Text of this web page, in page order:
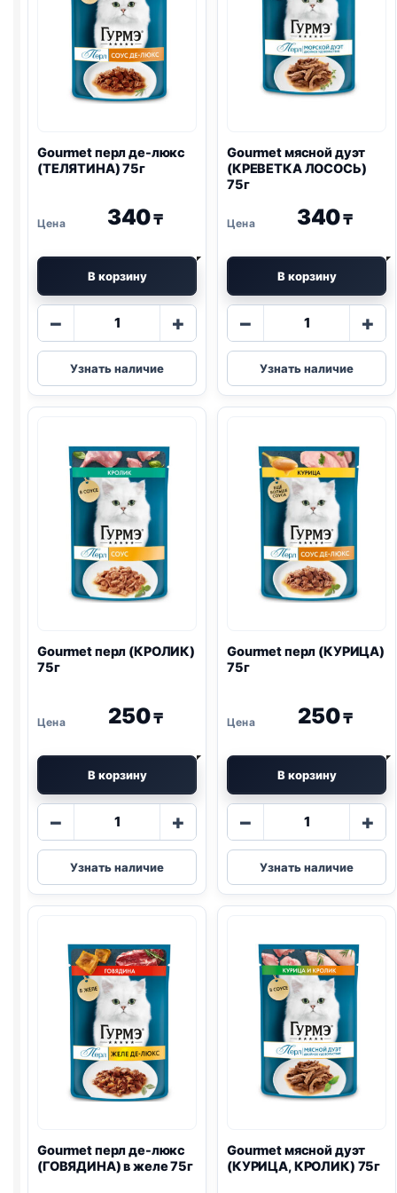
Gourmet перл де-люкс
(ТЕЛЯТИНА) 75г
340₸
В корзину
−
Количество
Gourmet
перл
де-
75г
+
Узнать наличие
Gourmet мясной дуэт
(КРЕВЕТКА ЛОСОСЬ)
75г
340₸
В корзину
−
Количество
Gourmet
мясной
дуэт
75г
+
Узнать наличие
Gourmet перл (КРОЛИК)
75г
250₸
В корзину
−
Количество
Gourmet
перл
(КРОЛИК)
+
Узнать наличие
Gourmet перл (КУРИЦА)
75г
250₸
В корзину
−
Количество
Gourmet
перл
(КУРИЦА)
+
Узнать наличие
Gourmet перл де-люкс
(ГОВЯДИНА) в желе 75г
Gourmet мясной дуэт
(КУРИЦА, КРОЛИК) 75г